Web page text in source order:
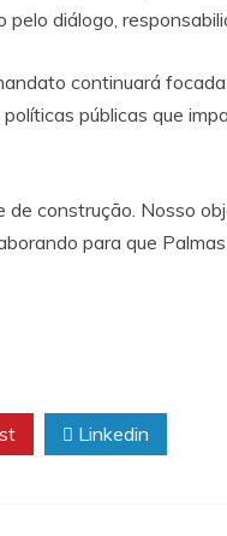
diálogo,
continuará
públicas que
de construção. Nosso
para que
Linkedin